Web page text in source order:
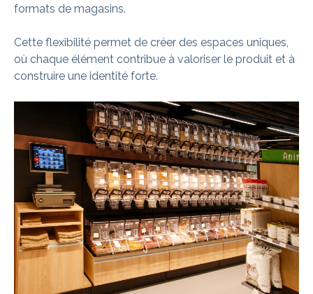
formats de magasins.
Cette flexibilité permet de créer des espaces uniques,
où chaque élément contribue à valoriser le produit et à
construire une identité forte.